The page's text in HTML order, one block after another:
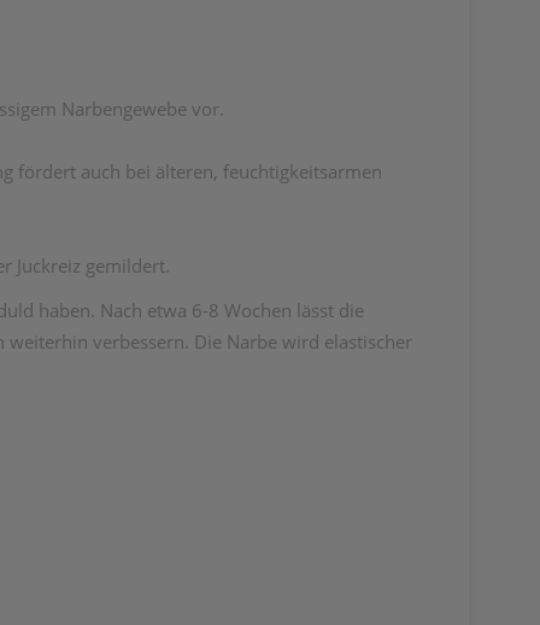
Narbengewebe vor.
fördert auch bei älteren, feuchtigkeitsarmen
Juckreiz gemildert.
haben. Nach etwa 6-8 Wochen lässt die
weiterhin verbessern. Die Narbe wird elastischer